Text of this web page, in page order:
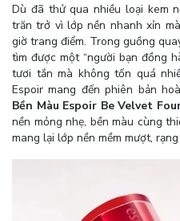
Dù đã thử qua nhiều loại kem
trăn trở vì lớp nền nhanh xỉn
giờ trang điểm. Trong guồng
tìm được một “người bạn đồng
tươi tắn mà không tốn quá
Espoir mang đến phiên bản
Bền Màu Espoir Be Velvet
nền mỏng nhẹ, bền màu cùng
mang lại lớp nền mềm mượt,